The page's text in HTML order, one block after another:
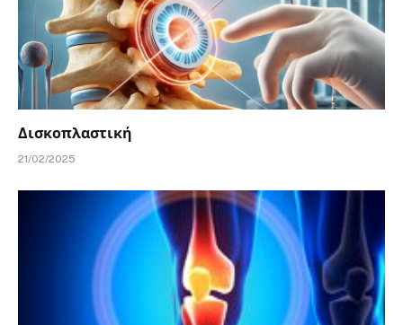
Δισκοπλαστική
21/02/2025